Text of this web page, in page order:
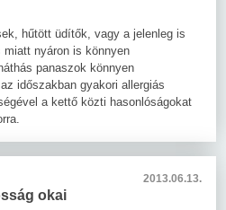
hűtött üdítők, vagy a jelenleg is
nyáron is könnyen
panaszok könnyen
időszakban gyakori allergiás
a kettő közti hasonlóságokat
2013.06.13.
okai